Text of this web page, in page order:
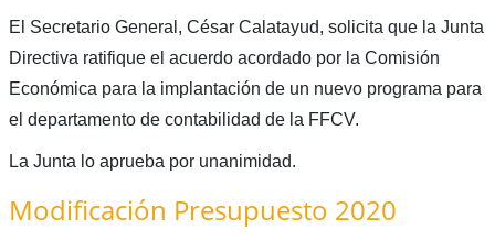
El Secretario General, César Calatayud, solicita que la Junta
Directiva ratifique el acuerdo acordado por la Comisión
Económica para la implantación de un nuevo programa para
el departamento de contabilidad de la FFCV.
La Junta lo aprueba por unanimidad.
Modificación Presupuesto 2020